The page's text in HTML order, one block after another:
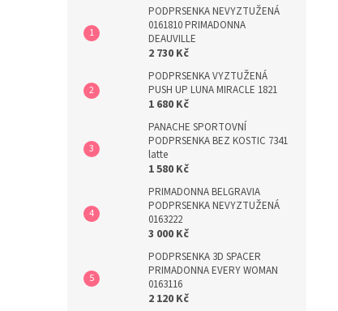
PODPRSENKA NEVYZTUŽENÁ
0161810 PRIMADONNA
DEAUVILLE
2 730 Kč
PODPRSENKA VYZTUŽENÁ
PUSH UP LUNA MIRACLE 1821
1 680 Kč
PANACHE SPORTOVNÍ
PODPRSENKA BEZ KOSTIC 7341
latte
1 580 Kč
PRIMADONNA BELGRAVIA
PODPRSENKA NEVYZTUŽENÁ
0163222
3 000 Kč
PODPRSENKA 3D SPACER
PRIMADONNA EVERY WOMAN
0163116
2 120 Kč